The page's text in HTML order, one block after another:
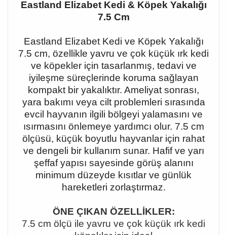
Eastland Elizabet Kedi & Köpek Yakalığı
7.5 Cm
Eastland Elizabet Kedi ve Köpek Yakalığı
7.5 cm, özellikle yavru ve çok küçük ırk kedi
ve köpekler için tasarlanmış, tedavi ve
iyileşme süreçlerinde koruma sağlayan
kompakt bir yakalıktır. Ameliyat sonrası,
yara bakımı veya cilt problemleri sırasında
evcil hayvanın ilgili bölgeyi yalamasını ve
ısırmasını önlemeye yardımcı olur. 7.5 cm
ölçüsü, küçük boyutlu hayvanlar için rahat
ve dengeli bir kullanım sunar. Hafif ve yarı
şeffaf yapısı sayesinde görüş alanını
minimum düzeyde kısıtlar ve günlük
hareketleri zorlaştırmaz.
ÖNE ÇIKAN ÖZELLİKLER:
7.5 cm ölçü ile yavru ve çok küçük ırk kedi